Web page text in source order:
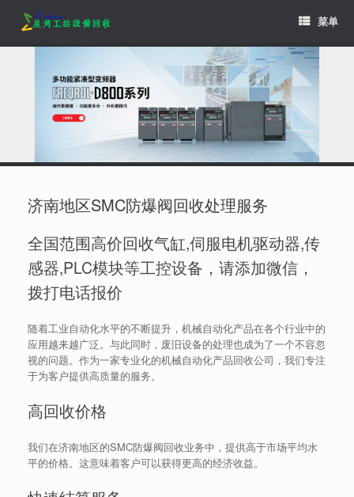
content
菜单
济南地区SMC防爆阀回收处理服务
全国范围高价回收气缸,伺服电机驱动器,传
感器,PLC模块等工控设备，请添加微信，
拨打电话报价
随着工业自动化水平的不断提升，机械自动化产品在各个行业中的
应用越来越广泛。与此同时，废旧设备的处理也成为了一个不容忽
视的问题。作为一家专业化的机械自动化产品回收公司，我们专注
于为客户提供高质量的服务。
高回收价格
我们在济南地区的SMC防爆阀回收业务中，提供高于市场平均水
平的价格。这意味着客户可以获得更高的经济收益。